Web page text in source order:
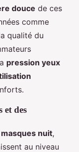
douce de ces
comme
qualité du
pression yeux
et des
masques nuit,
au niveau